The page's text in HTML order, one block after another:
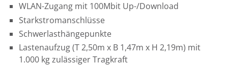
WLAN-Zugang mit 100Mbit Up-/Download
Starkstromanschlüsse
Schwerlasthängepunkte
Lastenaufzug (T 2,50m x B 1,47m x H 2,19m) mit
1.000 kg zulässiger Tragkraft